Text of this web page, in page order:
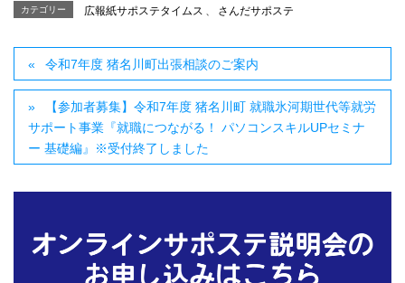
カテゴリー 広報紙サポステタイムス 、 さんだサポステ
令和7年度 猪名川町出張相談のご案内
【参加者募集】令和7年度 猪名川町 就職氷河期世代等就労
サポート事業『就職につながる！ パソコンスキルUPセミナ
ー 基礎編』※受付終了しました